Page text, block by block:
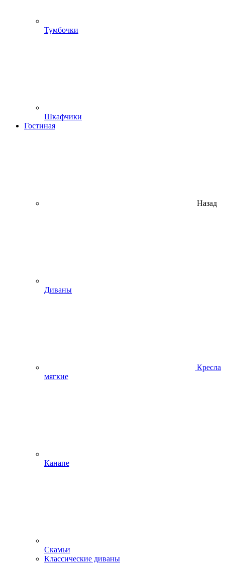
Тумбочки
Шкафчики
Гостиная
Назад
Диваны
Кресла
мягкие
Канапе
Скамьи
Классические диваны